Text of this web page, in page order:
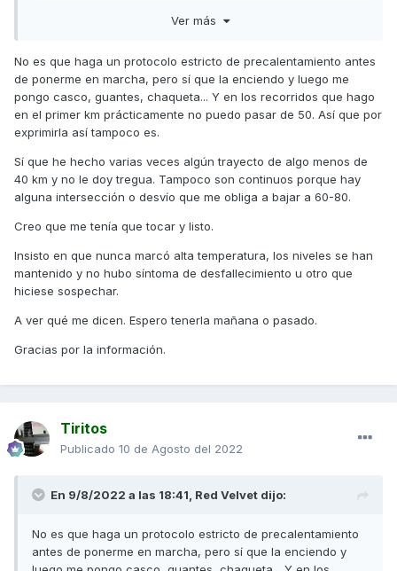
cuando el motor se enfría, se contrae la culata perdiendo
esta frío, puede gotear líquido hacia el cilindro que es lo
que te ha pasado.
En función del uso, la junta termina perdiendo apriete y los
tornillos se aflojan, si la situación persiste, al final la junta
se rompe y la avería impide que el motor arranque .
Ese también es el motivo para que la junta pierda i se rompa
al dilatarse en exceso la culata en un sobrecalentamiento.
temperatura y realizar los arranques sobre todo en invierno
de manera suave, sin apretones, para que el motor se
caliente lentamente y por igual.
(Algunos tratan la moto a patadas, tienen suerte y jamás
les ocurre esto.)
Un saludo
Ver más
No es que haga un protocolo estricto de precalentamiento antes
de ponerme en marcha, pero sí que la enciendo y luego me
pongo casco, guantes, chaqueta... Y en los recorridos que hago
en el primer km prácticamente no puedo pasar de 50. Así que por
exprimirla así tampoco es.
Sí que he hecho varias veces algún trayecto de algo menos de
40 km y no le doy tregua. Tampoco son continuos porque hay
alguna intersección o desvío que me obliga a bajar a 60-80.
Creo que me tenía que tocar y listo.
Insisto en que nunca marcó alta temperatura, los niveles se han
mantenido y no hubo síntoma de desfallecimiento u otro que
hiciese sospechar.
A ver qué me dicen. Espero tenerla mañana o pasado.
Gracias por la información.
Tiritos
Publicado 10 de Agosto del 2022
En 9/8/2022 a las 18:41, Red Velvet dijo:
No es que haga un protocolo estricto de precalentamiento
antes de ponerme en marcha, pero sí que la enciendo y